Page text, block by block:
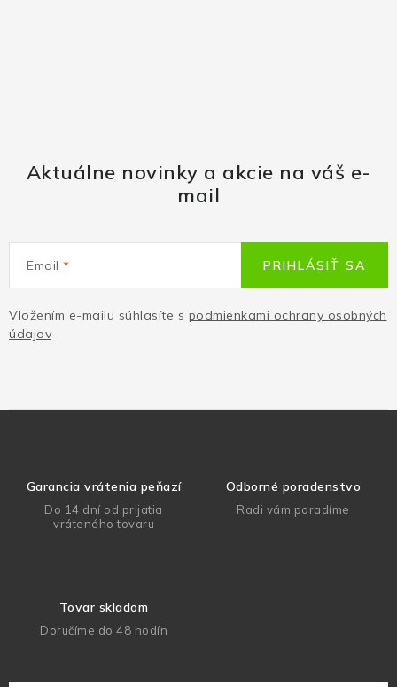
Aktuálne novinky a akcie na váš e-
mail
Email
Vložením e-mailu súhlasíte s podmienkami ochrany osobných
údajov
PRIHLÁSIŤ SA
Garancia vrátenia peňazí
Do 14 dní od prijatia
vráteného tovaru
Odborné poradenstvo
Radi vám poradíme
Tovar skladom
Doručíme do 48 hodín